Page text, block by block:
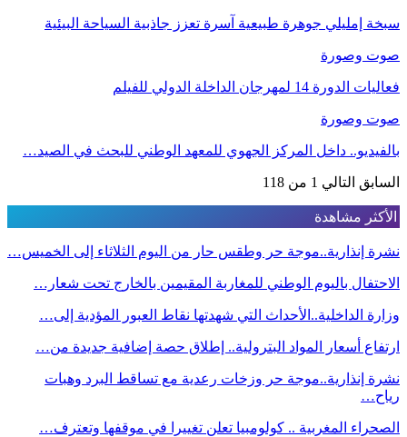
سبخة إمليلي جوهرة طبيعية آسرة تعزز جاذبية السياحة البيئية
صوت وصورة
فعاليات الدورة 14 لمهرجان الداخلة الدولي للفيلم
صوت وصورة
بالفيديو.. داخل المركز الجهوي للمعهد الوطني للبحث في الصيد…
السابق التالي 1 من 118
الأكثر مشاهدة
نشرة إنذارية..موجة حر وطقس حار من اليوم الثلاثاء إلى الخميس…
الاحتفال باليوم الوطني للمغاربة المقيمين بالخارج تحت شعار…
وزارة الداخلية..الأحداث التي شهدتها نقاط العبور المؤدية إلى…
ارتفاع أسعار المواد البترولية.. إطلاق حصة إضافية جديدة من…
نشرة إنذارية..موجة حر وزخات رعدية مع تساقط البرد وهبات
رياح…
الصحراء المغربية .. كولومبيا تعلن تغييرا في موقفها وتعترف…